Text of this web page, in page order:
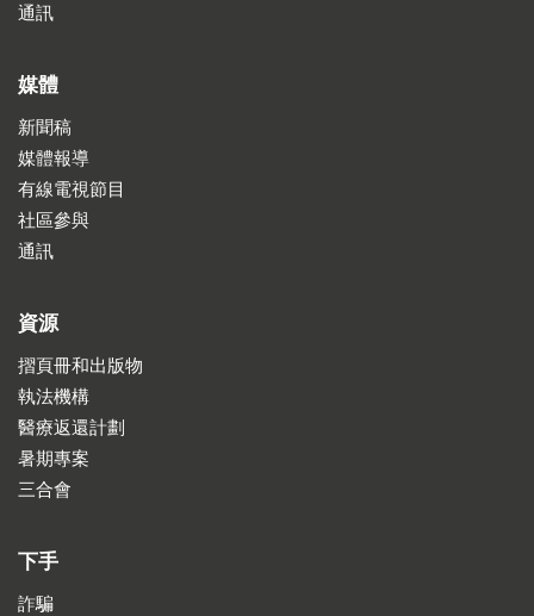
通訊
媒體
新聞稿
媒體報導
有線電視節目
社區參與
通訊
資源
摺頁冊和出版物
執法機構
醫療返還計劃
暑期專案
三合會
下手
詐騙